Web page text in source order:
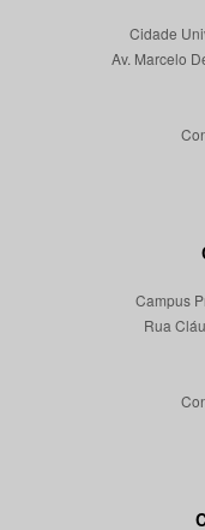
Cidade
Av. Marcelo
Campus
Rua